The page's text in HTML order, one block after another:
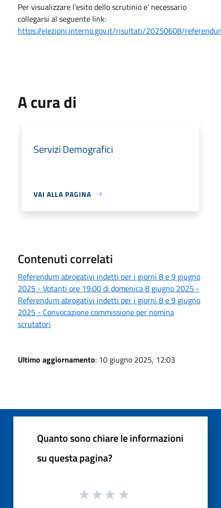
Per visualizzare l'esito dello scrutinio e' necessario
collegarsi al seguente link:
https://elezioni.interno.gov.it/risultati/20250608/
A cura di
Servizi Demografici
VAI ALLA PAGINA
Contenuti correlati
Referendum abrogativi indetti per i giorni 8 e 9 giugno
2025 - Votanti ore 19:00 di domenica 8 giugno 2025 -
Referendum abrogativi indetti per i giorni 8 e 9 giugno
2025 - Convocazione commissione per nomina
scrutatori
Ultimo aggiornamento: 10 giugno 2025, 12:03
Quanto sono chiare le informazioni
su questa pagina?